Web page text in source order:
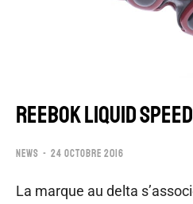
REEBOK LIQUID SPEED
NEWS 24 OCTOBRE 2016
La marque au delta